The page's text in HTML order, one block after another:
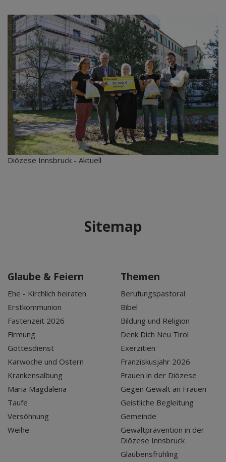
Diözese Innsbruck - Aktuell
Sitemap
Glaube & Feiern
Ehe - Kirchlich heiraten
Erstkommunion
Fastenzeit 2026
Firmung
Gottesdienst
Karwoche und Ostern
Krankensalbung
Maria Magdalena
Taufe
Versöhnung
Weihe
Themen
Berufungspastoral
Bibel
Bildung und Religion
Denk Dich Neu Tirol
Exerzitien
Franziskusjahr 2026
Frauen in der Diözese
Gegen Gewalt an Frauen
Geistliche Begleitung
Gemeinde
Gewaltprävention in der
Diözese Innsbruck
Glaubensfrühling